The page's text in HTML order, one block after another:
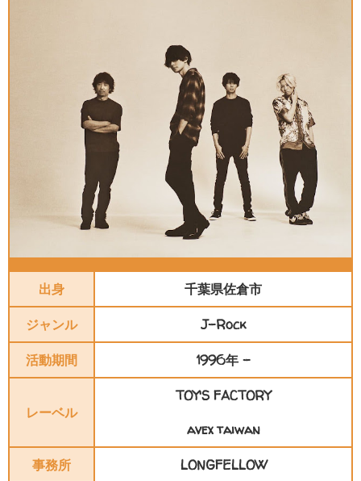
出身
千葉県佐倉市
ジャンル
J-Rock
活動期間
1996年 -
レーベル
TOY'S FACTORY
avex taiwan
事務所
LONGFELLOW